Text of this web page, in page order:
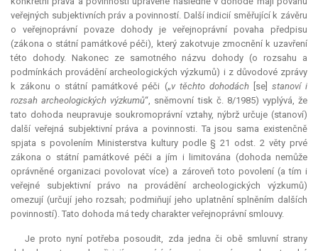
veřejných subjektivních práv a povinností. Další indicií směřující k závěru
o veřejnoprávní povaze dohody je veřejnoprávní povaha předpisu
(zákona o státní památkové péči), který zakotvuje zmocnění k uzavření
této dohody. Nakonec ze samotného názvu dohody (o rozsahu a
podmínkách provádění archeologických výzkumů) i z důvodové zprávy
k zákonu o státní památkové péči („v těchto dohodách[se] stanoví i
rozsah archeologických výzkumů“, sněmovní tisk č. 8/1985) vyplývá, že
tato dohoda neupravuje soukromoprávní vztahy, nýbrž určuje (stanoví)
další veřejná subjektivní práva a povinnosti. Ta jsou sama existenčně
spjata s povolením Ministerstva kultury podle § 21 odst. 2 věty prvé
zákona o státní památkové péči a jím i limitována (dohoda nemůže
oprávněné organizaci povolovat více) a zároveň toto povolení (a tím i
veřejné subjektivní právo na provádění archeologických výzkumů)
omezují (určují jeho rozsah; podmiňují jeho uplatnění splněním dalších
povinností). Tato dohoda má tedy charakter veřejnoprávní smlouvy.
Je proto nyní potřeba posoudit, zda jedna či obě smluvní strany